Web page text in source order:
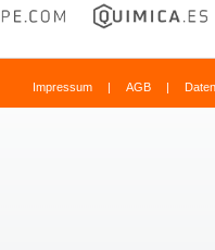
Impressum | AGB |